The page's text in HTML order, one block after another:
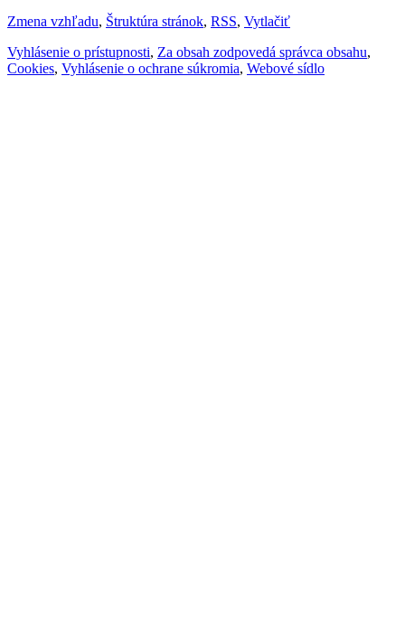
Zmena vzhľadu, Štruktúra stránok, RSS, Vytlačiť
Vyhlásenie o prístupnosti, Za obsah zodpovedá správca obsahu,
Cookies, Vyhlásenie o ochrane súkromia, Webové sídlo